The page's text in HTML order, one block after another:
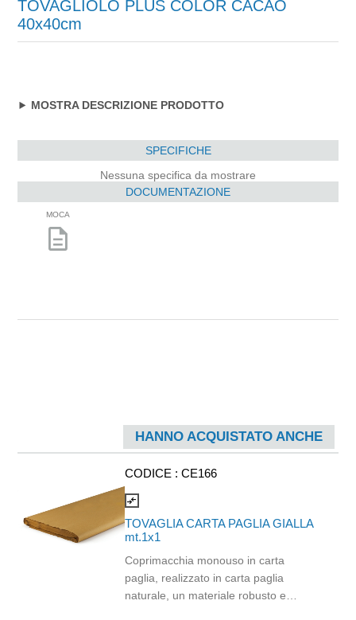
TOVAGLIOLO PLUS COLOR CACAO
40x40cm
MOSTRA DESCRIZIONE PRODOTTO
SPECIFICHE
Nessuna specifica da mostrare
DOCUMENTAZIONE
MOCA
description
HANNO ACQUISTATO ANCHE
CODICE : CE166
compare_arrows
TOVAGLIA CARTA PAGLIA GIALLA
mt.1x1
Coprimacchia monouso in carta
paglia, realizzato in carta paglia
naturale, un materiale robusto e